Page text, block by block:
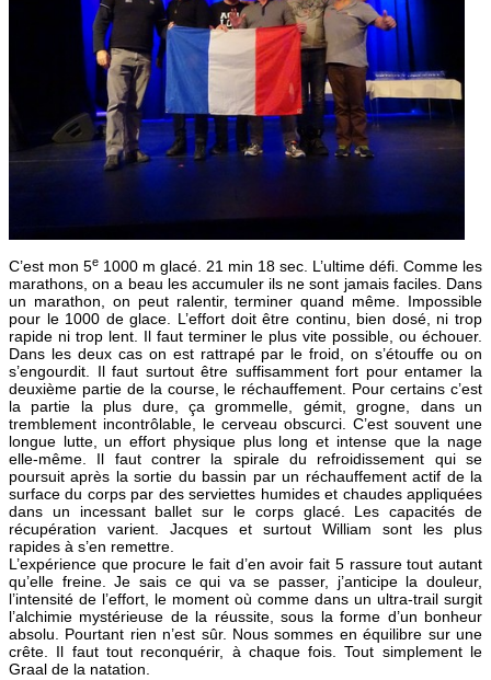
C’est mon 5e 1000 m glacé. 21 min 18 sec. L’ultime défi. Comme les
marathons, on a beau les accumuler ils ne sont jamais faciles. Dans
un marathon, on peut ralentir, terminer quand même. Impossible
pour le 1000 de glace. L’effort doit être continu, bien dosé, ni trop
rapide ni trop lent. Il faut terminer le plus vite possible, ou échouer.
Dans les deux cas on est rattrapé par le froid, on s’étouffe ou on
s’engourdit. Il faut surtout être suffisamment fort pour entamer la
deuxième partie de la course, le réchauffement. Pour certains c’est
la partie la plus dure, ça grommelle, gémit, grogne, dans un
tremblement incontrôlable, le cerveau obscurci. C’est souvent une
longue lutte, un effort physique plus long et intense que la nage
elle-même. Il faut contrer la spirale du refroidissement qui se
poursuit après la sortie du bassin par un réchauffement actif de la
surface du corps par des serviettes humides et chaudes appliquées
dans un incessant ballet sur le corps glacé. Les capacités de
récupération varient. Jacques et surtout William sont les plus
rapides à s’en remettre.
L’expérience que procure le fait d’en avoir fait 5 rassure tout autant
qu’elle freine. Je sais ce qui va se passer, j’anticipe la douleur,
l’intensité de l’effort, le moment où comme dans un ultra-trail surgit
l’alchimie mystérieuse de la réussite, sous la forme d’un bonheur
absolu. Pourtant rien n’est sûr. Nous sommes en équilibre sur une
crête. Il faut tout reconquérir, à chaque fois. Tout simplement le
Graal de la natation.